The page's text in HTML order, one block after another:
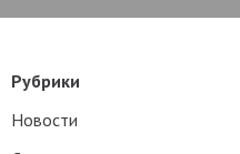
Рубрики
Новости